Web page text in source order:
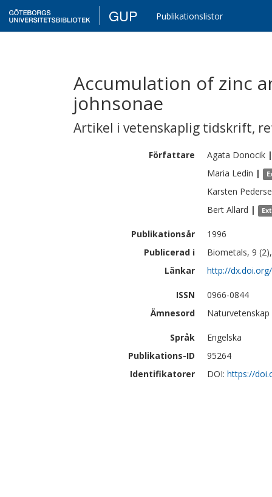
GUP Publikationslistor
Accumulation of zinc
johnsonae
Artikel i vetenskaplig tidskrift,
Författare Agata Donocik |
Maria Ledin |
Karsten
Bert Allard |
Publikationsår
1996
Publicerad i
Biometals, 9
Länkar
http://
ISSN
0966-0844
Ämnesord
Språk
Engelska
Publikations-ID
95264
Identifikatorer
DOI: https://